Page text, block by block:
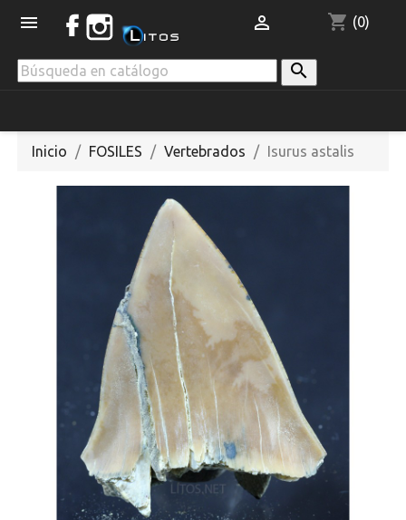
 shopping_cart (0)


Inicio FOSILES Vertebrados Isurus astalis